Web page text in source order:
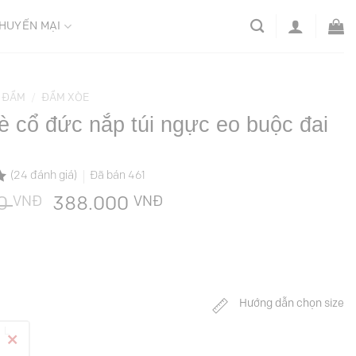
MẠI
ĐẦM ĐẦM XÒE
cổ đức nắp túi ngực eo buộc đai
(24 đánh giá) Đã bán 461
VNĐ
Giá
388.000 VNĐ
Hướng dẫn chọn size